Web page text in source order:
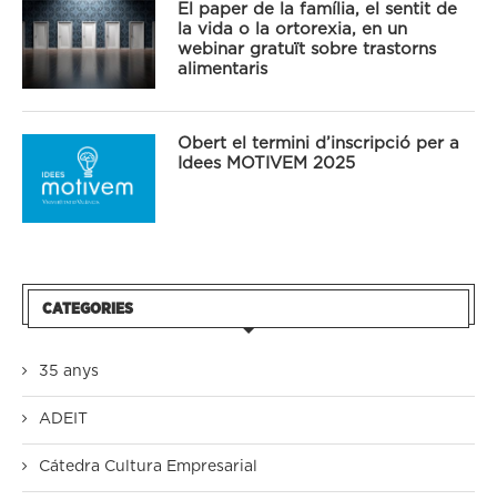
El paper de la família, el sentit de
la vida o la ortorexia, en un
webinar gratuït sobre trastorns
alimentaris
Obert el termini d’inscripció per a
Idees MOTIVEM 2025
CATEGORIES
35 anys
ADEIT
Cátedra Cultura Empresarial